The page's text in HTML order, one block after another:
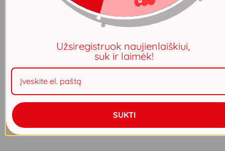
Užsiregistruok naujienlaiškiui,
suk ir laimėk!
SUKTI